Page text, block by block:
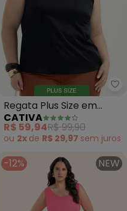
Glam - Regata
Regata Plus Size em
Viscose (Preto)
CATIVA
R$ 59,94R$ 99,90
ou 2x de R$ 29,97 sem juros
-12% NEW